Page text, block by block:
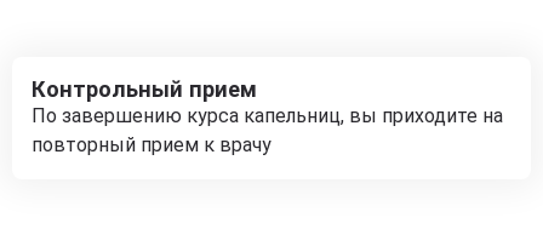
Контрольный прием
По завершению курса капельниц, вы приходите на
повторный прием к врачу